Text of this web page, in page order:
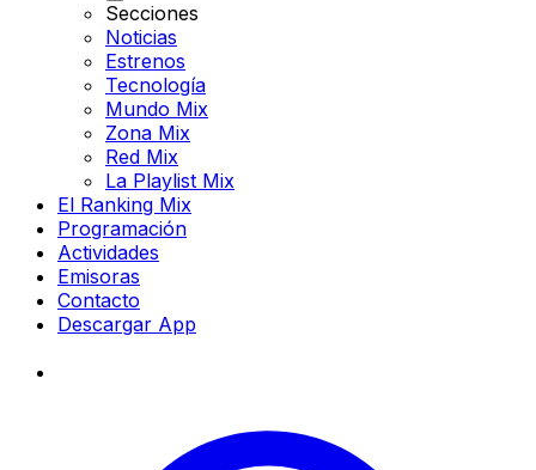
Secciones
Noticias
Estrenos
Tecnología
Mundo Mix
Zona Mix
Red Mix
La Playlist Mix
El Ranking Mix
Programación
Actividades
Emisoras
Contacto
Descargar App